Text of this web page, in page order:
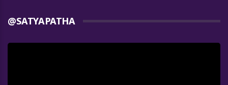
@SATYAPATHA